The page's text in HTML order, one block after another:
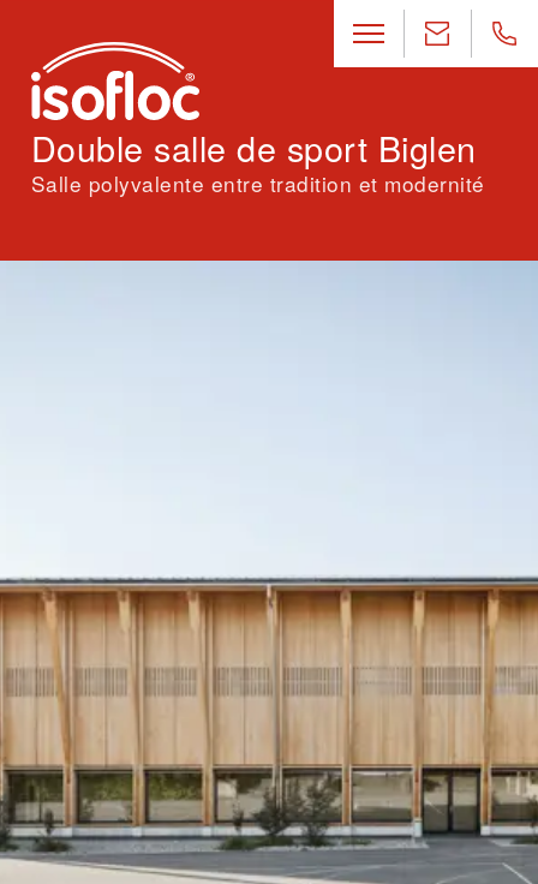
Double salle de sport Biglen
Salle polyvalente entre tradition et modernité
B3 Kolb AG, Bienne (BE)
Ingénierie civile
Baukonstrukt AG, Bienne
Hefti Hess Martignoni, Berne
Maître d'ouvrage
Commune de Biglen
Construction bois